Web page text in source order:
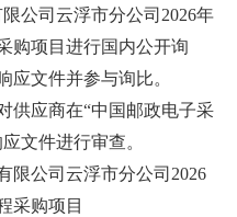
公司云浮市分公司2026年
购项目进行国内公开询
应文件并参与询比。
供应商在“中国邮政电子采
文件进行审查。
限公司云浮市分公司2026
采购项目